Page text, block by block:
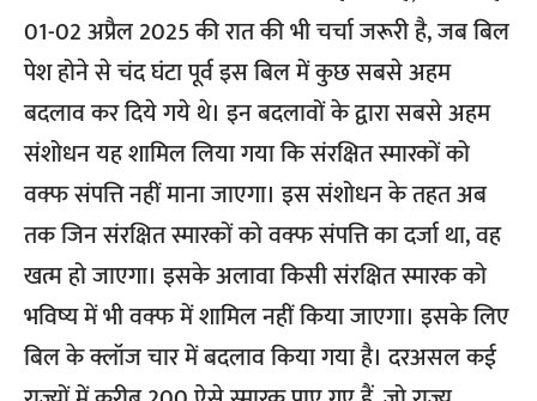
01-02 अप्रैल 2025 की रात की भी चर्चा जरूरी है, जब बिल
पेश होने से चंद घंटा पूर्व इस बिल में कुछ सबसे अहम
बदलाव कर दिये गये थे। इन बदलावों के द्वारा सबसे अहम
संशोधन यह शामिल लिया गया कि संरक्षित स्मारकों को
वक्फ संपत्ति नहीं माना जाएगा। इस संशोधन के तहत अब
तक जिन संरक्षित स्मारकों को वक्फ संपत्ति का दर्जा था, वह
खत्म हो जाएगा। इसके अलावा किसी संरक्षित स्मारक को
भविष्य में भी वक्फ में शामिल नहीं किया जाएगा। इसके लिए
बिल के क्लॉज चार में बदलाव किया गया है। दरअसल कई